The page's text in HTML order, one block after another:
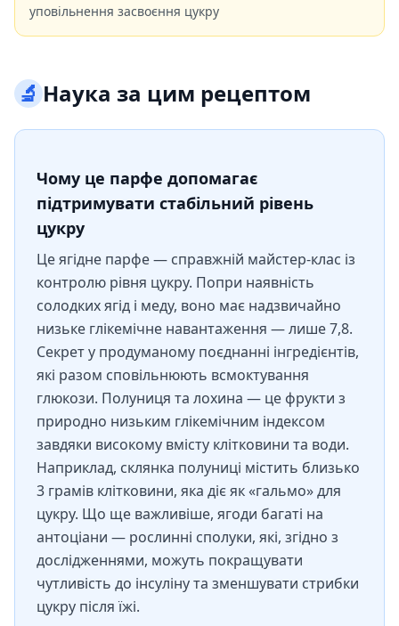
уповільнення засвоєння цукру
🔬Наука за цим рецептом
Чому це парфе допомагає
підтримувати стабільний рівень
цукру
Це ягідне парфе — справжній майстер-клас із
контролю рівня цукру. Попри наявність
солодких ягід і меду, воно має надзвичайно
низьке глікемічне навантаження — лише 7,8.
Секрет у продуманому поєднанні інгредієнтів,
які разом сповільнюють всмоктування
глюкози. Полуниця та лохина — це фрукти з
природно низьким глікемічним індексом
завдяки високому вмісту клітковини та води.
Наприклад, склянка полуниці містить близько
3 грамів клітковини, яка діє як «гальмо» для
цукру. Що ще важливіше, ягоди багаті на
антоціани — рослинні сполуки, які, згідно з
дослідженнями, можуть покращувати
чутливість до інсуліну та зменшувати стрибки
цукру після їжі.